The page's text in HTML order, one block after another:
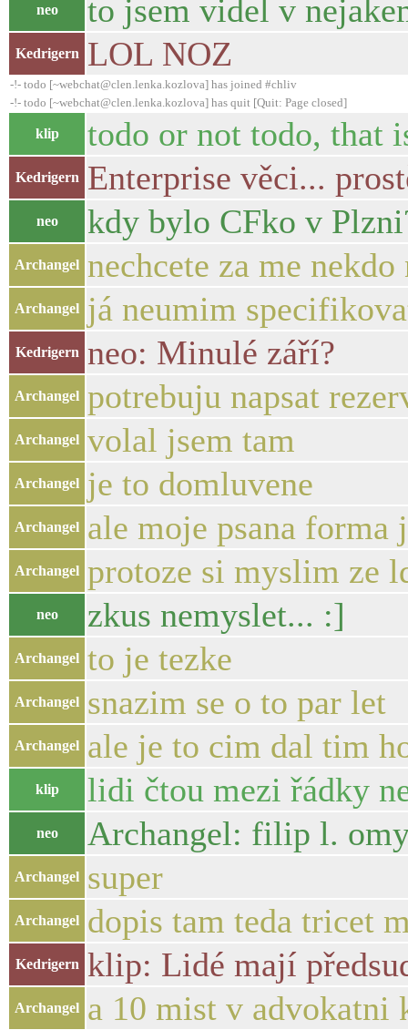
neo to jsem videl v
Kedrigern LOL NOZ
-!- todo [~webchat@clen.lenka.kozlova] has joined #chliv
-!- todo [~webchat@clen.lenka.kozlova] has quit [Quit: Page closed]
klip todo or not todo, that
Kedrigern Enterprise věci...
neo kdy bylo CFko v
Archangel nechcete za me
Archangel já neumim
Kedrigern neo: Minulé září?
Archangel potrebuju napsat
Archangel volal jsem tam
Archangel je to domluvene
Archangel ale moje psana forma
Archangel protoze si myslim ze
neo zkus nemyslet... :]
Archangel to je tezke
Archangel snazim se o to par let
Archangel ale je to cim dal tim
klip lidi čtou mezi řádky
neo Archangel: filip l.
Archangel super
Archangel dopis tam teda tricet
Kedrigern klip: Lidé mají
Archangel a 10 mist v advokatni